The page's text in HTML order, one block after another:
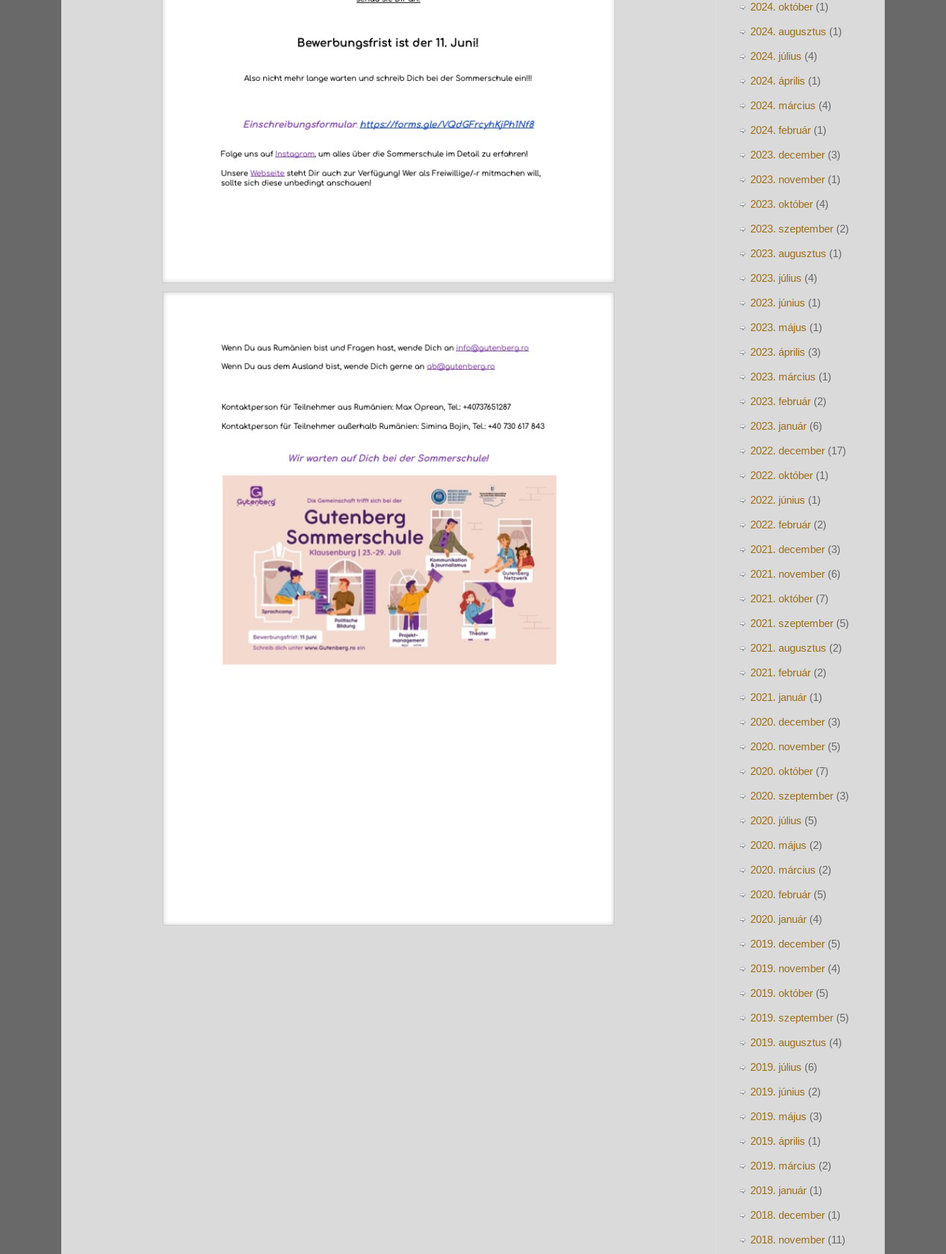
2024. október (1)
2024. augusztus (1)
2024. július (4)
2024. április (1)
2024. március (4)
2024. február (1)
2023. december (3)
2023. november (1)
2023. október (4)
2023. szeptember (2)
2023. augusztus (1)
2023. július (4)
2023. június (1)
2023. május (1)
2023. április (3)
2023. március (1)
2023. február (2)
2023. január (6)
2022. december (17)
2022. október (1)
2022. június (1)
2022. február (2)
2021. december (3)
2021. november (6)
2021. október (7)
2021. szeptember (5)
2021. augusztus (2)
2021. február (2)
2021. január (1)
2020. december (3)
2020. november (5)
2020. október (7)
2020. szeptember (3)
2020. július (5)
2020. május (2)
2020. március (2)
2020. február (5)
2020. január (4)
2019. december (5)
2019. november (4)
2019. október (5)
2019. szeptember (5)
2019. augusztus (4)
2019. július (6)
2019. június (2)
2019. május (3)
2019. április (1)
2019. március (2)
2019. január (1)
2018. december (1)
2018. november (11)